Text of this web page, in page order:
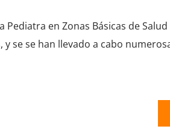
Pediatra en Zonas Básicas de
y se se han llevado a cabo